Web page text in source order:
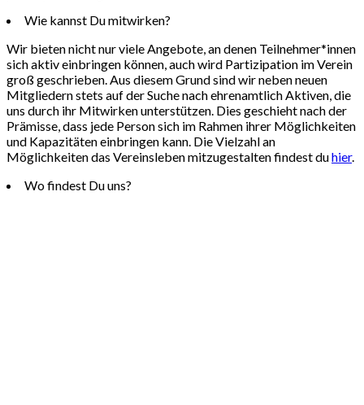
Wie kannst Du mitwirken?
Wir bieten nicht nur viele Angebote, an denen Teilnehmer*innen
sich aktiv einbringen können, auch wird Partizipation im Verein
groß geschrieben. Aus diesem Grund sind wir neben neuen
Mitgliedern stets auf der Suche nach ehrenamtlich Aktiven, die
uns durch ihr Mitwirken unterstützen. Dies geschieht nach der
Prämisse, dass jede Person sich im Rahmen ihrer Möglichkeiten
und Kapazitäten einbringen kann. Die Vielzahl an
Möglichkeiten das Vereinsleben mitzugestalten findest duhier.
Wo findest Du uns?